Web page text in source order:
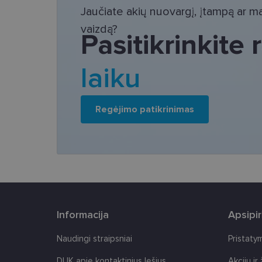
Jaučiate akių nuovargį, įtampą ar
vaizdą?
Pasitikrinkite
laiku
Regėjimo patikrinimas
Informacija
Naudingi straipsniai
Šie slapukai yra
tačiau neatskleidžia
saugomi Jūsų
Šie būtinieji
csrftoken